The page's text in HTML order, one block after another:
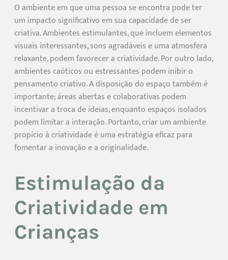
O ambiente em que uma pessoa se encontra pode ter
um impacto significativo em sua capacidade de ser
criativa. Ambientes estimulantes, que incluem elementos
visuais interessantes, sons agradáveis e uma atmosfera
relaxante, podem favorecer a criatividade. Por outro lado,
ambientes caóticos ou estressantes podem inibir o
pensamento criativo. A disposição do espaço também é
importante; áreas abertas e colaborativas podem
incentivar a troca de ideias, enquanto espaços isolados
podem limitar a interação. Portanto, criar um ambiente
propício à criatividade é uma estratégia eficaz para
fomentar a inovação e a originalidade.
Estimulação da
Criatividade em
Crianças